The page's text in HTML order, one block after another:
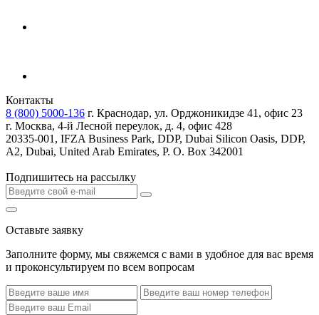
Контакты
8 (800) 5000-136 г. Краснодар, ул. Орджоникидзе 41, офис 23
г. Москва, 4-й Лесной переулок, д. 4, офис 428
20335-001, IFZA Business Park, DDP, Dubai Silicon Oasis, DDP,
A2, Dubai, United Arab Emirates, P. O. Box 342001
Подпишитесь на рассылку
Оставьте заявку
Заполните форму, мы свяжемся с вами в удобное для вас время
и проконсультируем по всем вопросам